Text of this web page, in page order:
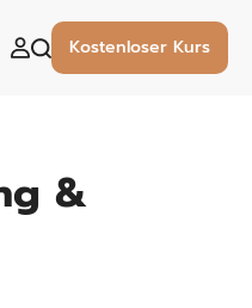
Kostenloser Kurs
&